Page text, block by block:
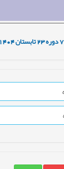
دوره23 تابستان1404